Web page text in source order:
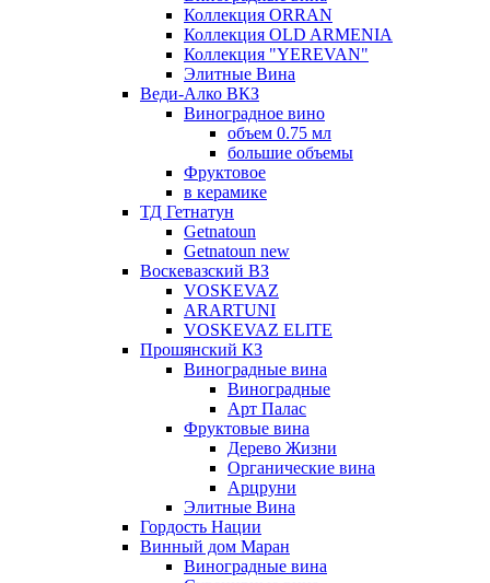
Коллекция ORRAN
Коллекция OLD ARMENIA
Коллекция "YEREVAN"
Элитные Вина
Веди-Алко ВКЗ
Виноградное вино
объем 0.75 мл
большие объемы
Фруктовое
в керамике
ТД Гетнатун
Getnatoun
Getnatoun new
Воскевазский ВЗ
VOSKEVAZ
ARARTUNI
VOSKEVAZ ELITE
Прошянский КЗ
Виноградные вина
Виноградные
Арт Палас
Фруктовые вина
Дерево Жизни
Органические вина
Арцруни
Элитные Вина
Гордость Нации
Винный дом Маран
Виноградные вина